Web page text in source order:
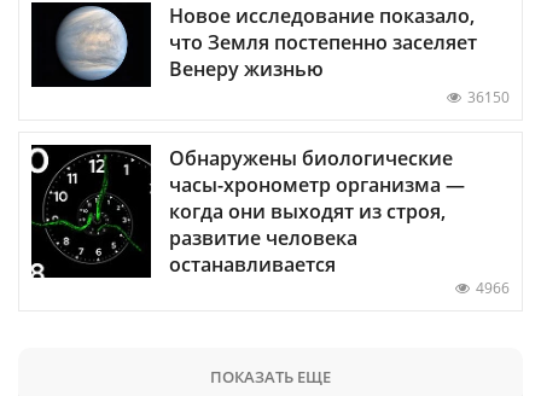
Новое исследование показало,
что Земля постепенно заселяет
Венеру жизнью
36150
Обнаружены биологические
часы-хронометр организма —
когда они выходят из строя,
развитие человека
останавливается
4966
ПОКАЗАТЬ ЕЩЕ